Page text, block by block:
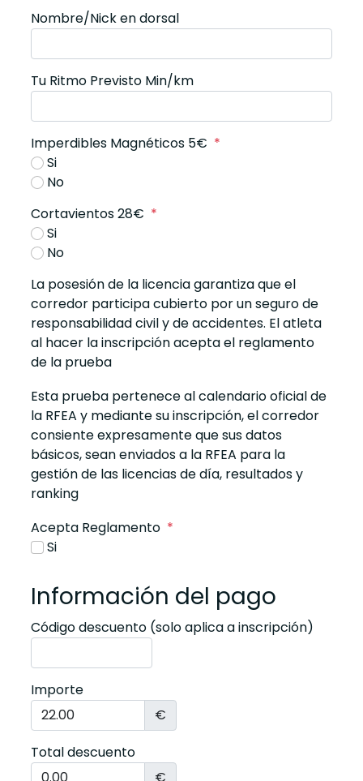
Nombre/Nick en dorsal
Tu Ritmo Previsto Min/km
Imperdibles Magnéticos 5€ *
Si
No
Cortavientos 28€ *
Si
No
La posesión de la licencia garantiza que el
corredor participa cubierto por un seguro de
responsabilidad civil y de accidentes. El atleta
al hacer la inscripción acepta el reglamento
de la prueba
Esta prueba pertenece al calendario oficial de
la RFEA y mediante su inscripción, el corredor
consiente expresamente que sus datos
básicos, sean enviados a la RFEA para la
gestión de las licencias de día, resultados y
ranking
Acepta Reglamento *
Si
Información del pago
Código descuento (solo aplica a inscripción)
Importe
€
Total descuento